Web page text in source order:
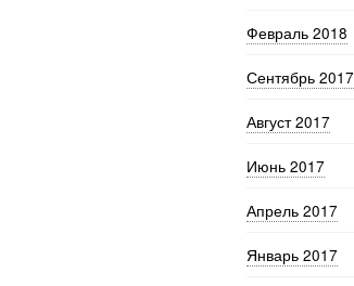
Февраль 2018
Сентябрь 2017
Август 2017
Июнь 2017
Апрель 2017
Январь 2017